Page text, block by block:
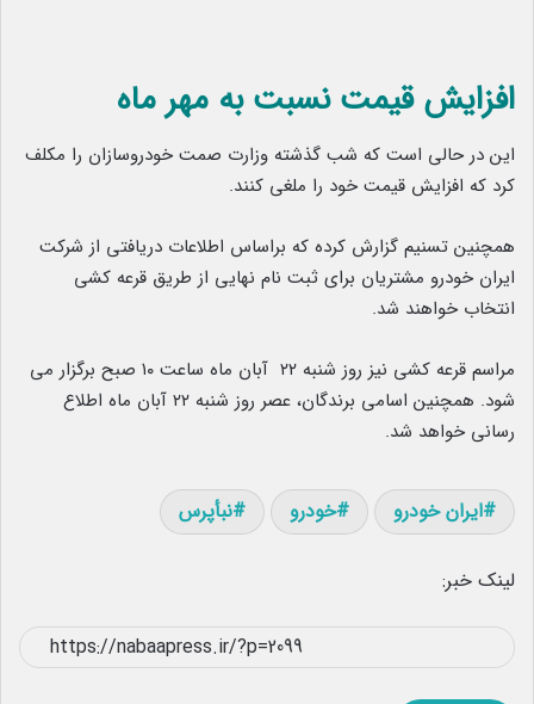
افزایش قیمت نسبت به مهر ماه
این در حالی است که شب گذشته وزارت صمت خودروسازان را مکلف
کرد که افزایش قیمت خود را ملغی کنند.
همچنین تسنیم گزارش کرده که براساس اطلاعات دریافتی از شرکت
ایران خودرو مشتریان برای ثبت نام نهایی از طریق قرعه کشی
انتخاب خواهند شد.
مراسم قرعه کشی نیز روز شنبه ۲۲ آبان ماه ساعت ۱۰ صبح برگزار می
شود. همچنین اسامی برندگان، عصر روز شنبه ۲۲ آبان ماه اطلاع
رسانی خواهد شد.
ایران خودرو خودرو نبأپرس
لینک خبر: